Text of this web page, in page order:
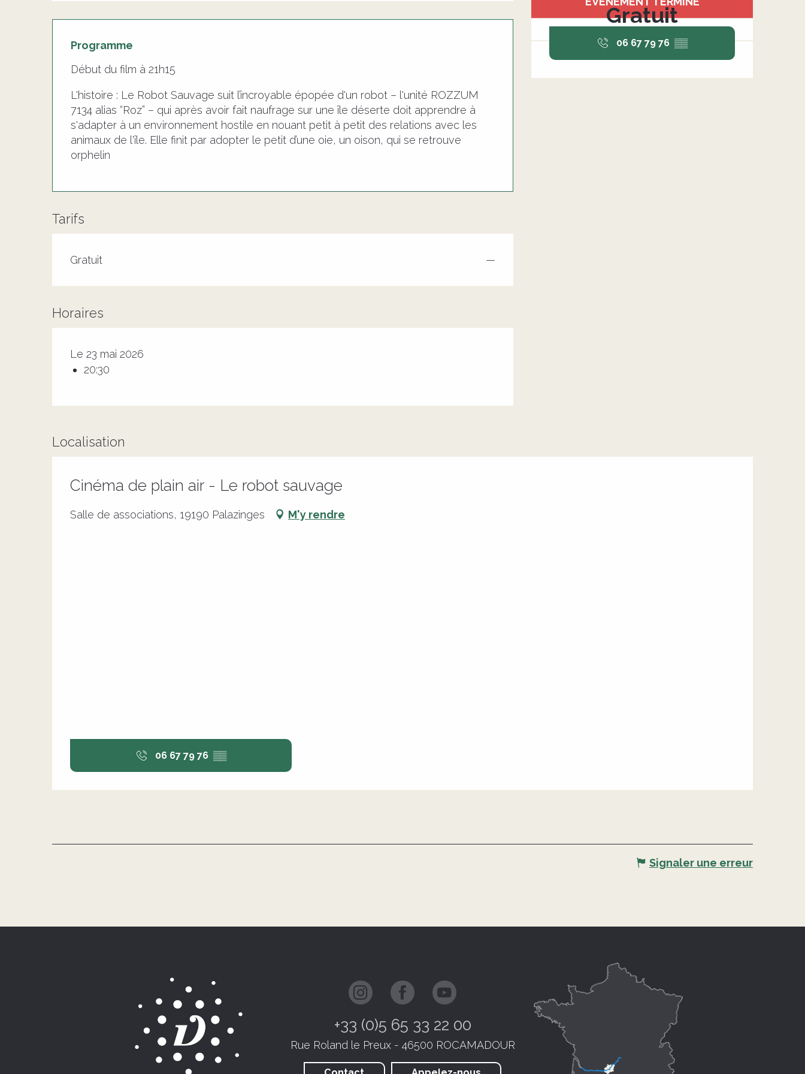
Gratuit
06 67 79 76 ▒▒
Programme
Début du film à 21h15
L'histoire : Le Robot Sauvage suit l’incroyable épopée d'un robot – l'unité ROZZUM
7134 alias “Roz” – qui après avoir fait naufrage sur une île déserte doit apprendre à
s'adapter à un environnement hostile en nouant petit à petit des relations avec les
animaux de l'île. Elle finit par adopter le petit d’une oie, un oison, qui se retrouve
orphelin
Tarifs
Tarifs 2026
Gratuit —
Horaires
Le 23 mai 2026
20:30
Localisation
Cinéma de plain air - Le robot sauvage
Salle de associations, 19190 Palazinges M'y rendre
06 67 79 76 ▒▒
Signaler une erreur
+33 (0)5 65 33 22 00
Rue Roland le Preux - 46500 ROCAMADOUR